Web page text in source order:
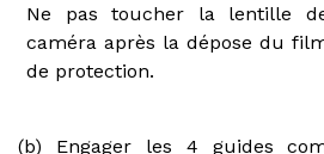
Ne pas toucher la lentille
caméra après la dépose du
de protection.
(b) Engager les 4 guides